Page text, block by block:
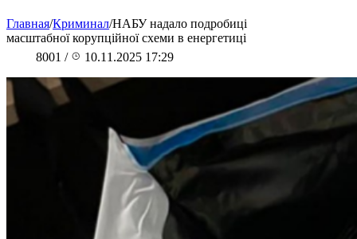
Главная/Криминал/НАБУ надало подробиці
масштабної корупційної схеми в енергетиці
8001 / 10.11.2025 17:29